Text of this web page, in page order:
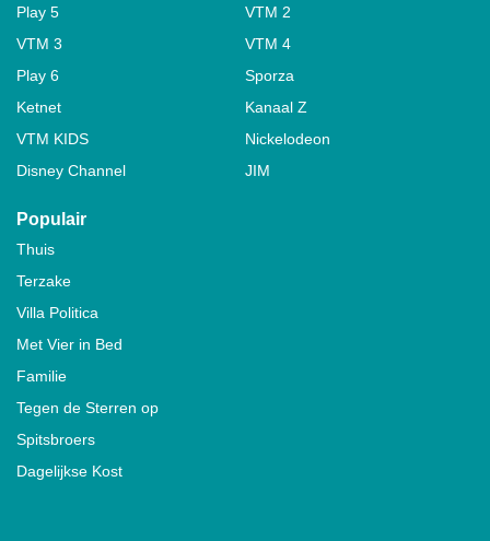
Play 5
VTM 2
VTM 3
VTM 4
Play 6
Sporza
Ketnet
Kanaal Z
VTM KIDS
Nickelodeon
Disney Channel
JIM
Populair
Thuis
Terzake
Villa Politica
Met Vier in Bed
Familie
Tegen de Sterren op
Spitsbroers
Dagelijkse Kost